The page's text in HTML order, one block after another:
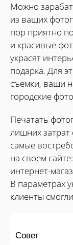
Можно
из ваших
пор приятно
и красивые
украсят
подарка. Для
съемки, ваши
городские
Печатать
лишних
самые
на своем
интернет-
В параметрах
клиенты
Совет